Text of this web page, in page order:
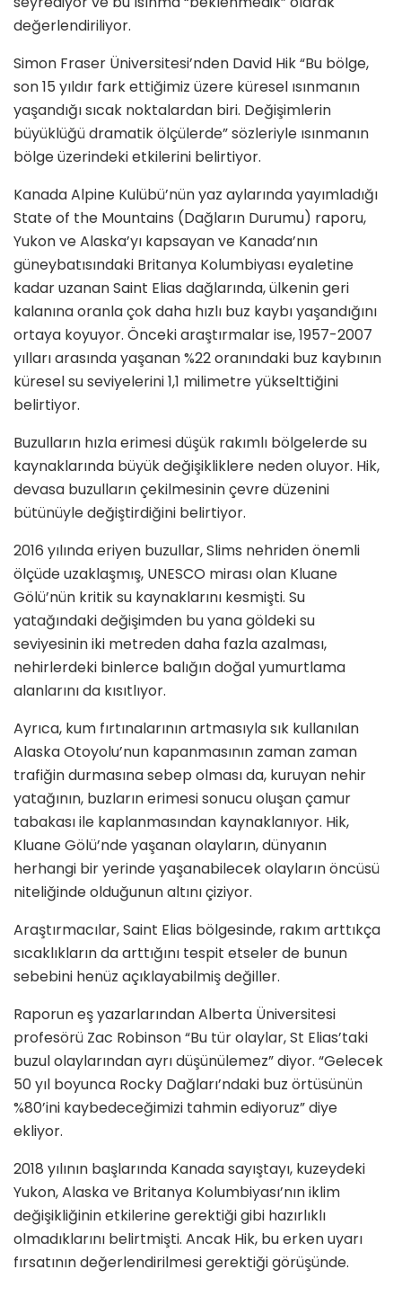
değerlendiriliyor.
Simon Fraser Üniversitesi’nden David Hik “Bu bölge,
son 15 yıldır fark ettiğimiz üzere küresel ısınmanın
yaşandığı sıcak noktalardan biri. Değişimlerin
büyüklüğü dramatik ölçülerde” sözleriyle ısınmanın
bölge üzerindeki etkilerini belirtiyor.
Kanada Alpine Kulübü’nün yaz aylarında yayımladığı
State of the Mountains (Dağların Durumu) raporu,
Yukon ve Alaska’yı kapsayan ve Kanada’nın
güneybatısındaki Britanya Kolumbiyası eyaletine
kadar uzanan Saint Elias dağlarında, ülkenin geri
kalanına oranla çok daha hızlı buz kaybı yaşandığını
ortaya koyuyor. Önceki araştırmalar ise, 1957-2007
yılları arasında yaşanan %22 oranındaki buz kaybının
küresel su seviyelerini 1,1 milimetre yükselttiğini
belirtiyor.
Buzulların hızla erimesi düşük rakımlı bölgelerde su
kaynaklarında büyük değişikliklere neden oluyor. Hik,
devasa buzulların çekilmesinin çevre düzenini
bütünüyle değiştirdiğini belirtiyor.
2016 yılında eriyen buzullar, Slims nehriden önemli
ölçüde uzaklaşmış, UNESCO mirası olan Kluane
Gölü’nün kritik su kaynaklarını kesmişti. Su
yatağındaki değişimden bu yana göldeki su
seviyesinin iki metreden daha fazla azalması,
nehirlerdeki binlerce balığın doğal yumurtlama
alanlarını da kısıtlıyor.
Ayrıca, kum fırtınalarının artmasıyla sık kullanılan
Alaska Otoyolu’nun kapanmasının zaman zaman
trafiğin durmasına sebep olması da, kuruyan nehir
yatağının, buzların erimesi sonucu oluşan çamur
tabakası ile kaplanmasından kaynaklanıyor. Hik,
Kluane Gölü’nde yaşanan olayların, dünyanın
herhangi bir yerinde yaşanabilecek olayların öncüsü
niteliğinde olduğunun altını çiziyor.
Araştırmacılar, Saint Elias bölgesinde, rakım arttıkça
sıcaklıkların da arttığını tespit etseler de bunun
sebebini henüz açıklayabilmiş değiller.
Raporun eş yazarlarından Alberta Üniversitesi
profesörü Zac Robinson “Bu tür olaylar, St Elias’taki
buzul olaylarından ayrı düşünülemez” diyor. “Gelecek
50 yıl boyunca Rocky Dağları’ndaki buz örtüsünün
%80’ini kaybedeceğimizi tahmin ediyoruz” diye
ekliyor.
2018 yılının başlarında Kanada sayıştayı, kuzeydeki
Yukon, Alaska ve Britanya Kolumbiyası’nın iklim
değişikliğinin etkilerine gerektiği gibi hazırlıklı
olmadıklarını belirtmişti. Ancak Hik, bu erken uyarı
fırsatının değerlendirilmesi gerektiği görüşünde.